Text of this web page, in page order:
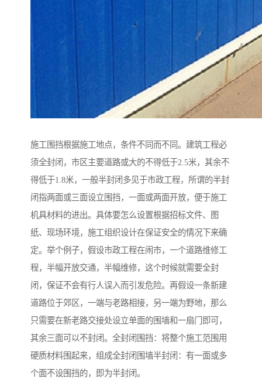
施工围挡根据施工地点，条件不同而不同。建筑工程必
须全封闭，市区主要道路或大的不得低于2.5米，其余不
得低于1.8米，一般半封闭多见于市政工程，所谓的半封
闭指两面或三面设立围挡，一面或两面开放，便于施工
机具材料的进出。具体要怎么设置根据招标文件、图
纸、现场环境，施工组织设计在保证安全的情况下来确
定。举个例子，假设市政工程在闹市，一个道路维修工
程，半幅开放交通，半幅维修，这个时候就需要全封
闭，保证不会有行人误入而引发危险。再假设一条新建
道路位于郊区，一端与老路相接，另一端为野地，那么
只需要在新老路交接处设立单面的围墙和一扇门即可，
其余三面可以不封闭。全封闭围挡：将整个施工范围用
硬质材料围起来，组成全封闭围墙半封闭：有一面或多
个面不设围挡的，即为半封闭。